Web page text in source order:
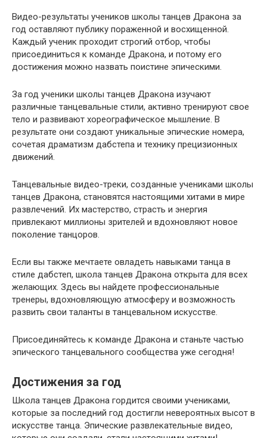
Видео-результаты учеников школы танцев Дракона за
год оставляют публику пораженной и восхищенной.
Каждый ученик проходит строгий отбор, чтобы
присоединиться к команде Дракона, и потому его
достижения можно назвать поистине эпическими.
За год ученики школы танцев Дракона изучают
различные танцевальные стили, активно тренируют свое
тело и развивают хореографическое мышление. В
результате они создают уникальные эпические номера,
сочетая драматизм дабстепа и технику прецизионных
движений.
Танцевальные видео-треки, созданные учениками школы
танцев Дракона, становятся настоящими хитами в мире
развлечений. Их мастерство, страсть и энергия
привлекают миллионы зрителей и вдохновляют новое
поколение танцоров.
Если вы также мечтаете овладеть навыками танца в
стиле дабстеп, школа танцев Дракона открыта для всех
желающих. Здесь вы найдете профессиональные
тренеры, вдохновляющую атмосферу и возможность
развить свои таланты в танцевальном искусстве.
Присоединяйтесь к команде Дракона и станьте частью
эпического танцевального сообщества уже сегодня!
Достижения за год
Школа танцев Дракона гордится своими учениками,
которые за последний год достигли невероятных высот в
искусстве танца. Эпические развлекательные видео,